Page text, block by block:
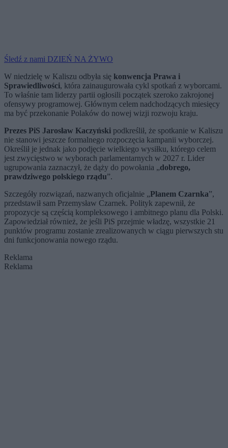
Śledź z nami DZIEŃ NA ŻYWO
W niedzielę w Kaliszu odbyła się konwencja Prawa i
Sprawiedliwości, która zainaugurowała cykl spotkań z wyborcami.
To właśnie tam liderzy partii ogłosili początek szeroko zakrojonej
ofensywy programowej. Głównym celem nadchodzących miesięcy
ma być przekonanie Polaków do nowej wizji rozwoju kraju.
Prezes PiS Jarosław Kaczyński podkreślił, że spotkanie w Kaliszu
nie stanowi jeszcze formalnego rozpoczęcia kampanii wyborczej.
Określił je jednak jako podjęcie wielkiego wysiłku, którego celem
jest zwycięstwo w wyborach parlamentarnych w 2027 r. Lider
ugrupowania zaznaczył, że dąży do powołania „dobrego,
prawdziwego polskiego rządu”.
Szczegóły rozwiązań, nazwanych oficjalnie „Planem Czarnka”,
przedstawił sam Przemysław Czarnek. Polityk zapewnił, że
propozycje są częścią kompleksowego i ambitnego planu dla Polski.
Zapowiedział również, że jeśli PiS przejmie władzę, wszystkie 21
punktów programu zostanie zrealizowanych w ciągu pierwszych stu
dni funkcjonowania nowego rządu.
Reklama
Reklama